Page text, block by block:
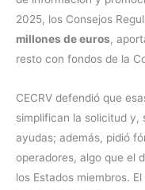
2025, los Consejos
millones de euros,
resto con fondos de la
CECRV defendió que
simplifican la solicitud y,
ayudas; además, pidió
operadores, algo que el
los Estados miembros.